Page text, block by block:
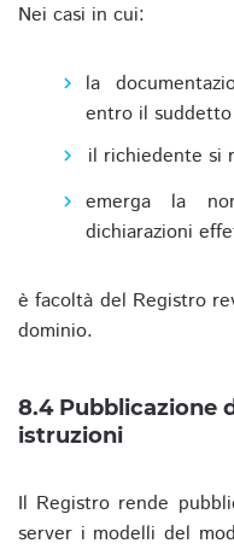
Nei casi in cui:
la
entro il
il richiedente si
emerga la
dichiarazioni
è facoltà del Registro
dominio.
8.4 Pubblicazione
istruzioni
Il Registro rende
server i modelli del